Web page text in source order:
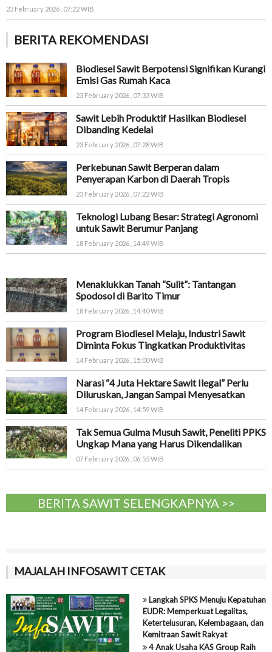
23 February 2026 , 07:22 WIB
BERITA REKOMENDASI
Biodiesel Sawit Berpotensi Signifikan Kurangi
Emisi Gas Rumah Kaca
23 February 2026 , 07:33 WIB
Sawit Lebih Produktif Hasilkan Biodiesel
Dibanding Kedelai
23 February 2026 , 07:28 WIB
Perkebunan Sawit Berperan dalam
Penyerapan Karbon di Daerah Tropis
23 February 2026 , 07:22 WIB
Teknologi Lubang Besar: Strategi Agronomi
untuk Sawit Berumur Panjang
18 February 2026 , 14:49 WIB
Menaklukkan Tanah “Sulit”: Tantangan
Spodosol di Barito Timur
18 February 2026 , 14:40 WIB
Program Biodiesel Melaju, Industri Sawit
Diminta Fokus Tingkatkan Produktivitas
14 February 2026 , 15:00 WIB
Narasi “4 Juta Hektare Sawit Ilegal” Perlu
Diluruskan, Jangan Sampai Menyesatkan
14 February 2026 , 14:59 WIB
Tak Semua Gulma Musuh Sawit, Peneliti PPKS
Ungkap Mana yang Harus Dikendalikan
07 February 2026 , 06:55 WIB
BERITA SAWIT SELENGKAPNYA >>
MAJALAH INFOSAWIT CETAK
Langkah SPKS Menuju Kepatuhan
EUDR: Memperkuat Legalitas,
Ketertelusuran, Kelembagaan, dan
Kemitraan Sawit Rakyat
4 Anak Usaha KAS Group Raih